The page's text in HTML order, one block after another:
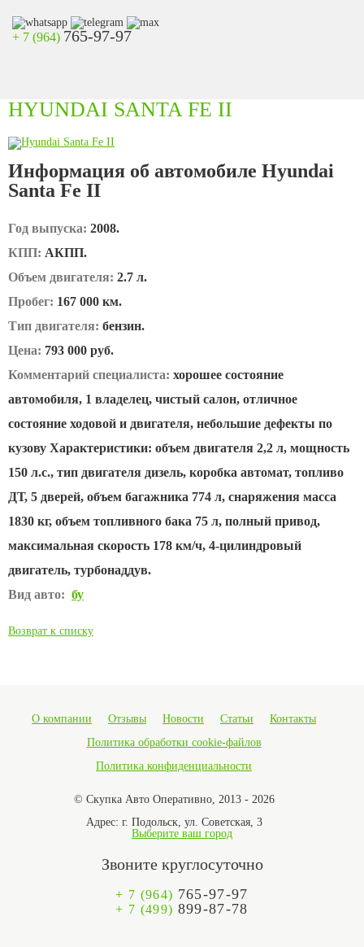
+ 7 (964) 765-97-97
HYUNDAI SANTA FE II
Информация об автомобиле Hyundai
Santa Fe II
Год выпуска: 2008.
КПП: АКПП.
Объем двигателя: 2.7 л.
Пробег: 167 000 км.
Тип двигателя: бензин.
Цена: 793 000 руб.
Комментарий специалиста: хорошее состояние
автомобиля, 1 владелец, чистый салон, отличное
состояние ходовой и двигателя, небольшие дефекты по
кузову Характеристики: объем двигателя 2,2 л, мощность
150 л.с., тип двигателя дизель, коробка автомат, топливо
ДТ, 5 дверей, объем багажника 774 л, снаряжения масса
1830 кг, объем топливного бака 75 л, полный привод,
максимальная скорость 178 км/ч, 4-цилиндровый
двигатель, турбонаддув.
Вид авто: бу
Возврат к списку
О компании Отзывы Новости Статьи
Контакты
Политика обработки cookie-файлов
Политика конфиденциальности
© Скупка Авто Оперативно, 2013 - 2026
Адрес: г. Подольск, ул. Советская, 3
Выберите ваш город
Звоните круглосуточно
+ 7 (964) 765-97-97
+ 7 (499) 899-87-78